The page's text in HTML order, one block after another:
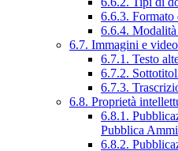
6.6.3. Formato
6.6.4.
6.7. Immagini e video
6.7.1. Testo
6.7.2.
6.7.3.
6.8. Proprietà
6.8.1.
Pubblica
6.8.2.